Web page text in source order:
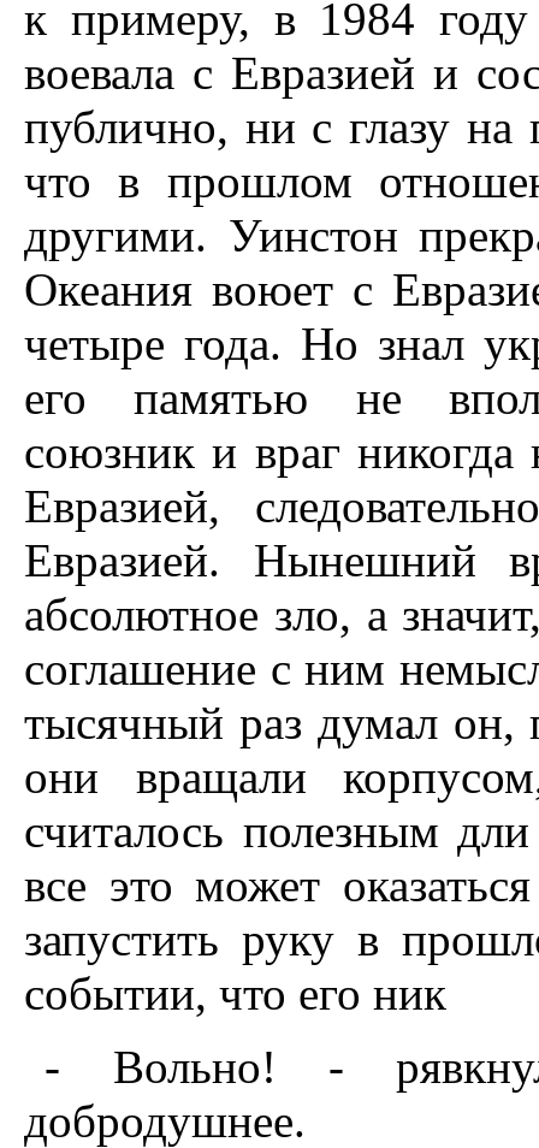
к примеру, в 1984
воевала с Евразией и
публично, ни с глазу на
что в прошлом
другими. Уинстон
Океания воюет с
четыре года. Но знал
его памятью не
союзник и враг
Евразией,
Евразией. Нынешний
абсолютное зло, а
соглашение с ним
тысячный раз думал он,
они вращали
считалось полезным
все это может
запустить руку в
событии, что его ник
- Вольно! -
добродушнее.